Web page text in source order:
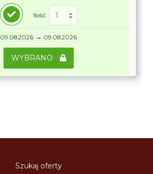
Ilość:
09.08.2026 → 09.08.2026
WYBRANO
Szukaj oferty